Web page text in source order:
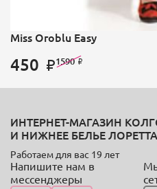
Miss Oroblu Easy
450 1590
ИНТЕРНЕТ-МАГАЗИН
И НИЖНЕЕ БЕЛЬЕ ЛОРЕТТА
Работаем для вас 19 лет
Напишите нам в
мессенджеры